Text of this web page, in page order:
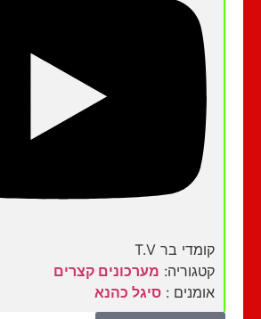
קומדי בר T.V
קטגוריה:מערכונים קצרים
אומנים :סיגל כהנא